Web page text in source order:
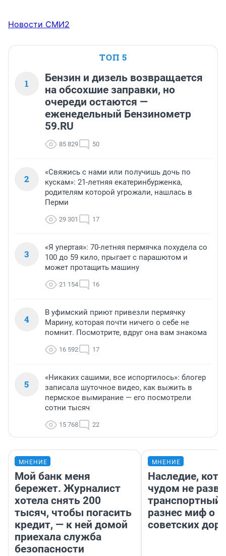
Новости СМИ2
ТОП 5
1
Бензин и дизель возвращается
на обсохшие заправки, но
очереди остаются —
еженедельный Бензинометр
59.RU
85 829 50
2
«Свяжись с нами или получишь дочь по
кускам»: 21-летняя екатеринбурженка,
родителям которой угрожали, нашлась в
Перми
29 301 17
3
«Я упертая»: 70-летняя пермячка похудела со
100 до 59 кило, прыгает с парашютом и
может протащить машину
21 154 16
4
В уфимский приют привезли пермячку
Марину, которая почти ничего о себе не
помнит. Посмотрите, вдруг она вам знакома
16 592 17
5
«Никаких сашими, все испортилось»: блогер
записала шуточное видео, как выжить в
пермское вымирание — его посмотрели
сотни тысяч
15 768 22
МНЕНИЕ
Мой банк меня
бережет. Журналист
хотела снять 200
тысяч, чтобы погасить
кредит, — к ней домой
приехала служба
безопасности
МНЕНИЕ
Наследие,
чудом не
транспортный
разнес миф о
советских